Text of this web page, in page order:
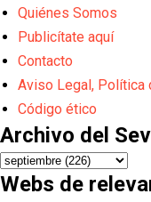
Quiénes Somos
Publicítate aquí
Contacto
Aviso Legal, Política
Código ético
Archivo del
Webs de